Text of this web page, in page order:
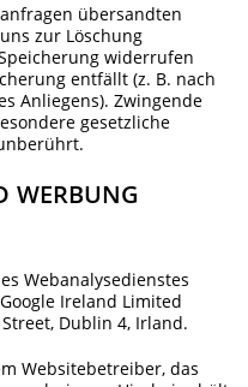
übersandten
zur Löschung
widerrufen
entfällt (z. B. nach
Anliegens). Zwingende
gesetzliche
WERBUNG
Webanalysedienstes
Ireland Limited
Street, Dublin 4, Irland.
Websitebetreiber, das